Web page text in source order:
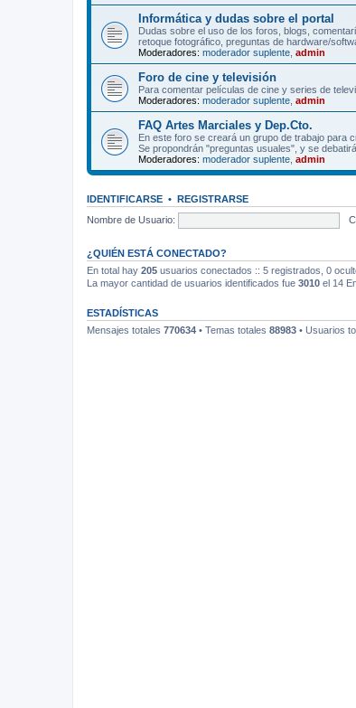
Informática y dudas sobre el portal
Dudas sobre el uso de los foros, blogs,
retoque fotográfico, preguntas de hardware/
Moderadores: moderador suplente admin
Foro de cine y televisión
Para comentar películas de cine y series de
Moderadores: moderador suplente admin
FAQ Artes Marciales y Dep.Cto.
En este foro se creará un grupo de trabajo para
Se propondrán "preguntas usuales", y se
Moderadores: moderador suplente admin
IDENTIFICARSE • REGISTRARSE
Nombre de Usuario:
¿QUIÉN ESTÁ CONECTADO?
En total hay 205 usuarios conectados :: 5 registrados, 0
La mayor cantidad de usuarios identificados fue 3010 el 14
ESTADÍSTICAS
Mensajes totales 770634 • Temas totales 88983 • Usuarios